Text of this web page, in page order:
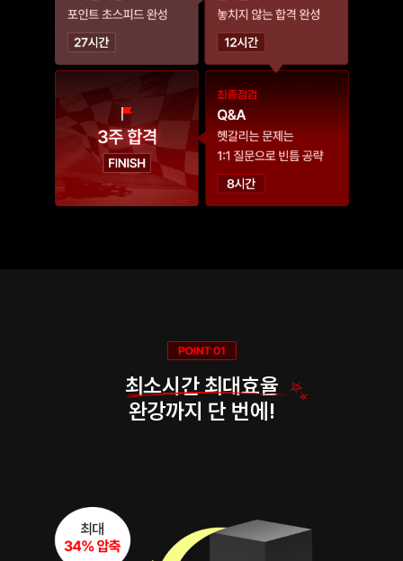
최소시간 최대효율
완강까지 단 번에!